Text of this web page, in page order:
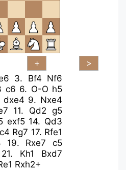
3. Bf4 Nf6
c6 6. O-O h5
dxe4 9. Nxe4
11. Qd2
g5
exf5 14. Qd3
Rg7 17. Rfe1
19. Rxe7
c5
21. Kh1
Bxd7
Rxh2+